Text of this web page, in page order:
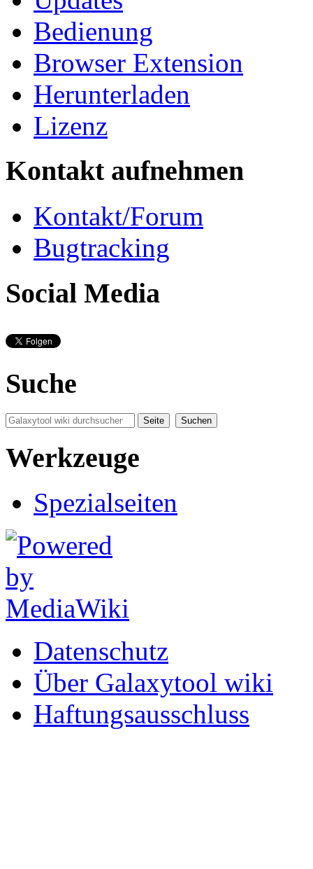
Bedienung
Browser Extension
Herunterladen
Lizenz
Kontakt aufnehmen
Kontakt/Forum
Bugtracking
Social Media
Suche
Werkzeuge
Spezialseiten
Datenschutz
Über Galaxytool wiki
Haftungsausschluss